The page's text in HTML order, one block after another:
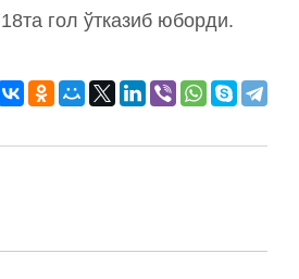
гол ўтказиб юборди.